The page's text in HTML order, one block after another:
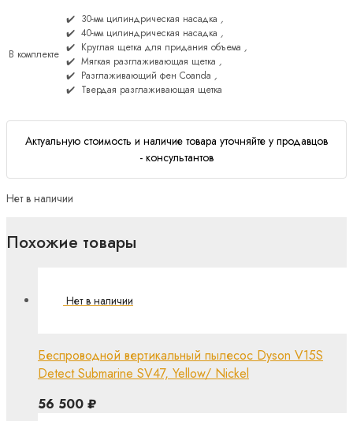
В комплекте
30-мм цилиндрическая насадка ,
40-мм цилиндрическая насадка ,
Круглая щетка для придания объема ,
Мягкая разглаживающая щетка ,
Разглаживающий фен Coanda ,
Твердая разглаживающая щетка
Актуальную стоимость и наличие товара уточняйте у продавцов
- консультантов
Нет в наличии
Похожие товары
Беспроводной вертикальный пылесос Dyson V15S
Detect Submarine SV47, Yellow/ Nickel
56 500 ₽